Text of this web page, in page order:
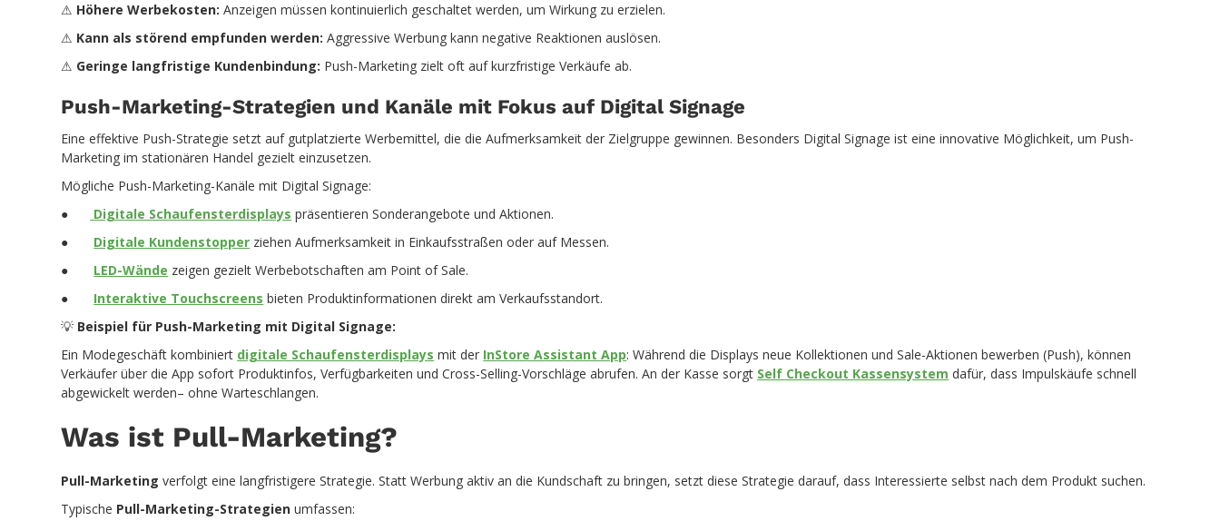
⚠ Höhere Werbekosten: Anzeigen müssen kontinuierlich geschaltet werden, um Wirkung zu erzielen.
⚠ Kann als störend empfunden werden:Aggressive Werbung kann negative Reaktionen auslösen.
⚠ Geringe langfristige Kundenbindung: Push-Marketing zielt oft auf kurzfristige Verkäufe ab.
Push-Marketing-Strategien und Kanäle mit Fokus auf Digital Signage
Eine effektive Push-Strategie setzt auf gutplatzierte Werbemittel, die die Aufmerksamkeit der Zielgruppe gewinnen. Besonders Digital Signage ist eine innovative Möglichkeit, um Push-
Marketing im stationären Handel gezielt einzusetzen.
Mögliche Push-Marketing-Kanäle mit Digital Signage:
●
Digitale Schaufensterdisplays präsentieren Sonderangebote und Aktionen.
● Digitale Kundenstopper ziehen Aufmerksamkeit in Einkaufsstraßen oder auf Messen.
● LED-Wände zeigen gezielt Werbebotschaften am Point of Sale.
● Interaktive Touchscreens bieten Produktinformationen direkt am Verkaufsstandort.
💡 Beispiel für Push-Marketing mit Digital Signage:
Ein Modegeschäft kombiniert digitale Schaufensterdisplays mit der InStore Assistant App: Während die Displays neue Kollektionen und Sale-Aktionen bewerben (Push), können
Verkäufer über die App sofort Produktinfos, Verfügbarkeiten und Cross-Selling-Vorschläge abrufen. An der Kasse sorgt Self Checkout Kassensystem dafür, dass Impulskäufe schnell
abgewickelt werden– ohne Warteschlangen.
Was ist Pull-Marketing?
Pull-Marketing verfolgt eine langfristigere Strategie. Statt Werbung aktiv an die Kundschaft zu bringen, setzt diese Strategie darauf, dass Interessierte selbst nach dem Produkt suchen.
Typische Pull-Marketing-Strategien umfassen: